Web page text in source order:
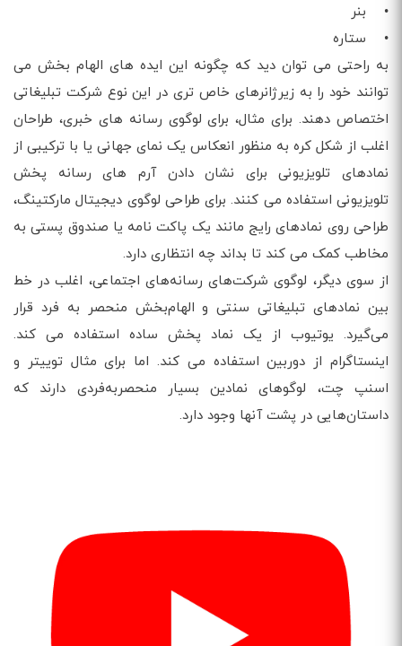
• بنر
• ستاره
به راحتی می توان دید که چگونه این ایده های الهام بخش می
توانند خود را به زیرژانرهای خاص تری در این نوع شرکت تبلیغاتی
اختصاص دهند. برای مثال، برای لوگوی رسانه های خبری، طراحان
اغلب از شکل کره به منظور انعکاس یک نمای جهانی یا با ترکیبی از
نمادهای تلویزیونی برای نشان دادن آرم های رسانه پخش
تلویزیونی استفاده می کنند. برای طراحی لوگوی دیجیتال مارکتینگ،
طراحی روی نمادهای رایج مانند یک پاکت نامه یا صندوق پستی به
مخاطب کمک می کند تا بداند چه انتظاری دارد.
از سوی دیگر، لوگوی شرکت‌های رسانه‌های اجتماعی، اغلب در خط
بین نمادهای تبلیغاتی سنتی و الهام‌بخش منحصر به فرد قرار
می‌گیرد. یوتیوب از یک نماد پخش ساده استفاده می کند.
اینستاگرام از دوربین استفاده می کند. اما برای مثال توییتر و
اسنپ چت، لوگوهای نمادین بسیار منحصربه‌فردی دارند که
داستان‌هایی در پشت آنها وجود دارد.